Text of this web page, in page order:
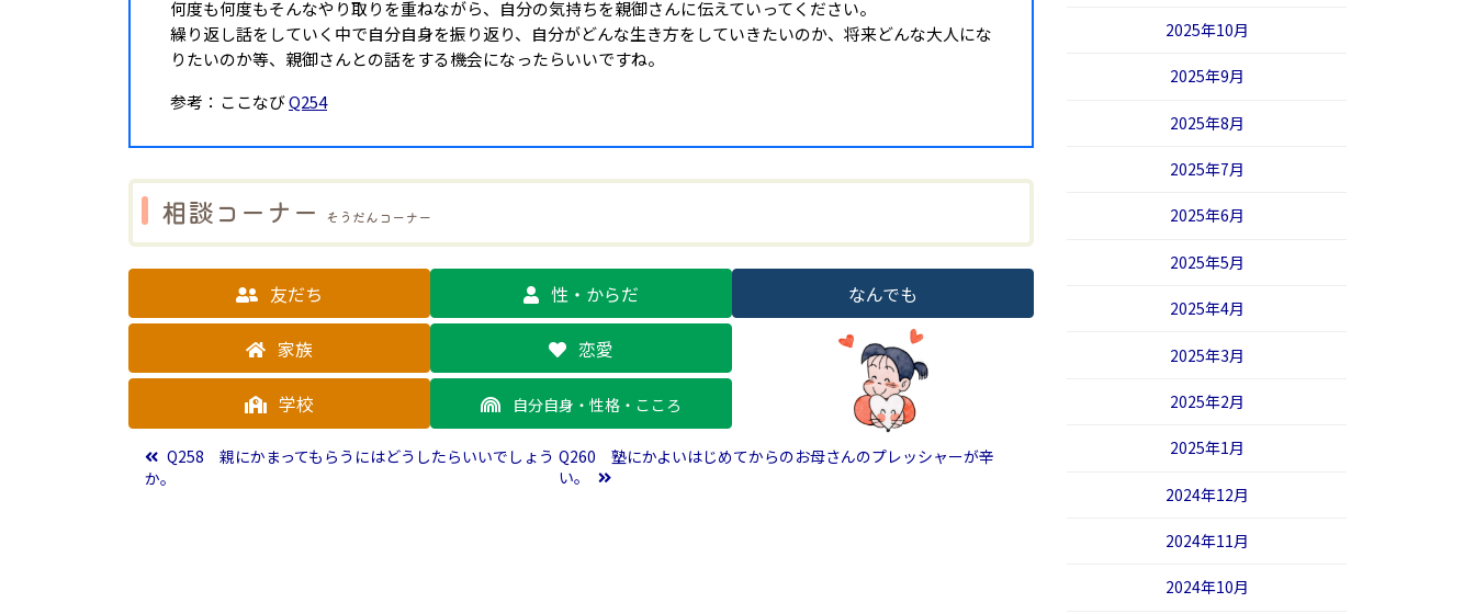
何度も何度もそんなやり取りを重ねながら、自分の気持ちを親御さんに伝えていってください。
繰り返し話をしていく中で自分自身を振り返り、自分がどんな生き方をしていきたいのか、将来どんな大人にな
りたいのか等、親御さんとの話をする機会になったらいいですね。
参考：ここなびQ254
相談コーナー そうだんコーナー
友だち
家族
学校
性・からだ
恋愛
自分自身・性格・こころ
なんでも
投稿ナビゲーション
Q258 親にかまってもらうにはどうしたらいいでしょう
か。
Q260 塾にかよいはじめてからのお母さんのプレッシャーが辛
い。
2025年10月
2025年9月
2025年8月
2025年7月
2025年6月
2025年5月
2025年4月
2025年3月
2025年2月
2025年1月
2024年12月
2024年11月
2024年10月